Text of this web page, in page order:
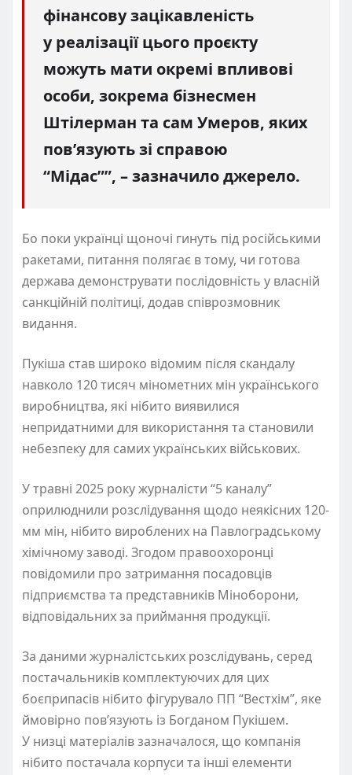
фінансову зацікавленість
у реалізації цього проєкту
можуть мати окремі впливові
особи, зокрема бізнесмен
Штілерман та сам Умеров, яких
пов’язують зі справою
“Мідас””, – зазначило джерело.
Бо поки українці щоночі гинуть під російськими
ракетами, питання полягає в тому, чи готова
держава демонструвати послідовність у власній
санкційній політиці, додав співрозмовник
видання.
Пукіша став широко відомим після скандалу
навколо 120 тисяч мінометних мін українського
виробництва, які нібито виявилися
непридатними для використання та становили
небезпеку для самих українських військових.
У травні 2025 року журналісти “5 каналу”
оприлюднили розслідування щодо неякісних 120-
мм мін, нібито вироблених на Павлоградському
хімічному заводі. Згодом правоохоронці
повідомили про затримання посадовців
підприємства та представників Міноборони,
відповідальних за приймання продукції.
За даними журналістських розслідувань, серед
постачальників комплектуючих для цих
боєприпасів нібито фігурувало ПП “Вестхім”, яке
ймовірно пов’язують із Богданом Пукішем.
У низці матеріалів зазначалося, що компанія
нібито постачала корпуси та інші елементи